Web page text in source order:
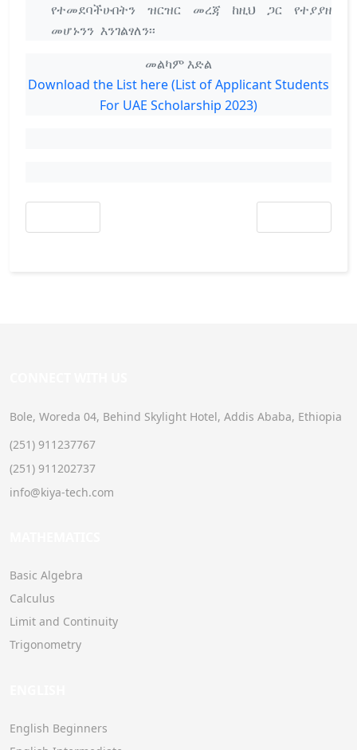
የተመደባችሁበትን ዝርዝር መረጃ ከዚህ ጋር የተያያዘ
መሆኑንን እንገልፃለን፡፡
መልካም እድል
Download the List here (List of Applicant Students
For UAE Scholarship 2023)
Bole, Woreda 04, Behind Skylight Hotel, Addis Ababa, Ethiopia
(251) 911237767
(251) 911202737
info@kiya-tech.com
Basic Algebra
Calculus
Limit and Continuity
Trigonometry
English Beginners